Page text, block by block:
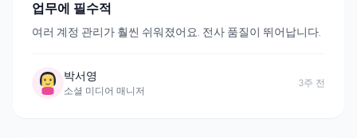
업무에 필수적
여러 계정 관리가 훨씬 쉬워졌어요. 전사 품질이 뛰어납니다.
박서영
소셜 미디어 매니저
3주 전